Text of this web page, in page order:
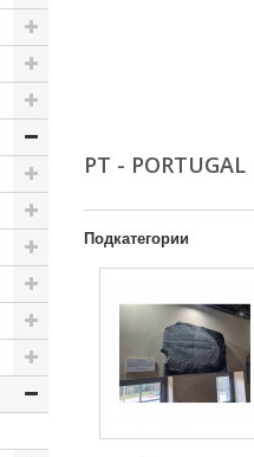
PT - PORTUGAL
Подкатегории